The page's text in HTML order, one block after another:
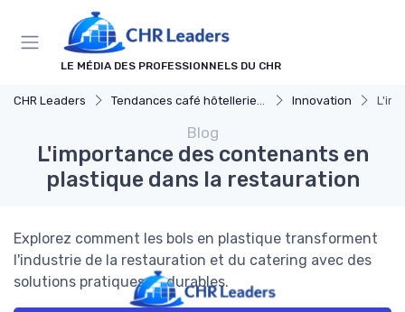
LE MÉDIA DES PROFESSIONNELS DU CHR
CHR Leaders Tendances café hôtellerie et restauration Innovation
Blog
L'importance des contenants en
plastique dans la restauration
Explorez comment les bols en plastique transforment
l'industrie de la restauration et du catering avec des
solutions pratiques et durables.
Panneau de gestion des cookies